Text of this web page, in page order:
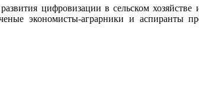
цифровизации в сельском хозяйстве и
экономисты-аграрники и аспиранты